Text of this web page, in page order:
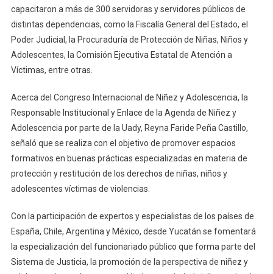
capacitaron a más de 300 servidoras y servidores públicos de
distintas dependencias, como la Fiscalía General del Estado, el
Poder Judicial, la Procuraduría de Protección de Niñas, Niños y
Adolescentes, la Comisión Ejecutiva Estatal de Atención a
Víctimas, entre otras.
Acerca del Congreso Internacional de Niñez y Adolescencia, la
Responsable Institucional y Enlace de la Agenda de Niñez y
Adolescencia por parte de la Uady, Reyna Faride Peña Castillo,
señaló que se realiza con el objetivo de promover espacios
formativos en buenas prácticas especializadas en materia de
protección y restitución de los derechos de niñas, niños y
adolescentes víctimas de violencias.
Con la participación de expertos y especialistas de los países de
España, Chile, Argentina y México, desde Yucatán se fomentará
la especialización del funcionariado público que forma parte del
Sistema de Justicia, la promoción de la perspectiva de niñez y